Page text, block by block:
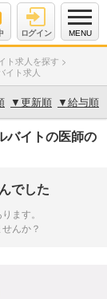
ログイン MENU
ト求人を探す >
イト求人
▼更新順 ▼給与順
バイトの医師の
でした
ます。
んか？